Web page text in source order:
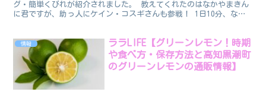
グ・簡単くびれが紹介されました。 教えてくれたのはなかやまきん
に君ですが、助っ人にケイン・コスギさんも参戦！ 1日10分、なが
情報
ララLIFE【グリーンレモン！時期
や食べ方・保存方法と高知黒潮町
のグリーンレモンの通販情報】